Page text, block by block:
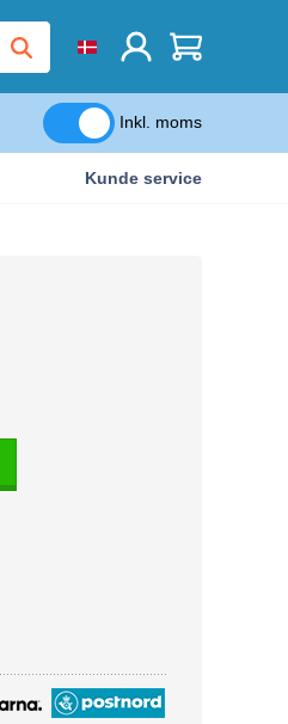
Inkl. moms
Kunde service